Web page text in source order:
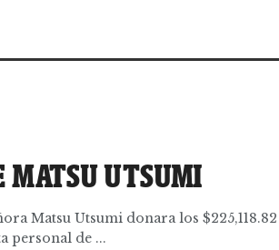
MATSU UTSUMI
Matsu Utsumi donara los
personal de ...